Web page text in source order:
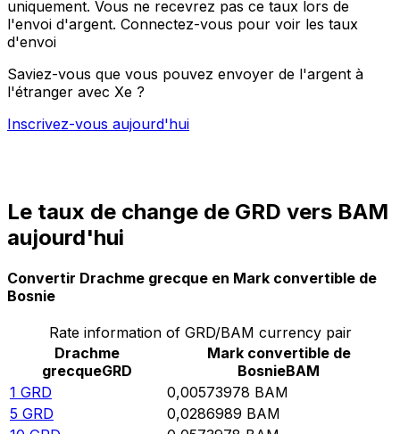
uniquement. Vous ne recevrez pas ce taux lors de
l'envoi d'argent. Connectez-vous pour voir les taux
d'envoi
Saviez-vous que vous pouvez envoyer de l'argent à
l'étranger avec Xe ?
Inscrivez-vous aujourd'hui
Le taux de change de GRD vers BAM
aujourd'hui
Convertir Drachme grecque en Mark convertible de
Bosnie
Rate information of GRD/BAM currency pair
Drachme
grecqueGRD
Mark convertible de
BosnieBAM
1 GRD 0,00573978 BAM
5 GRD 0,0286989 BAM